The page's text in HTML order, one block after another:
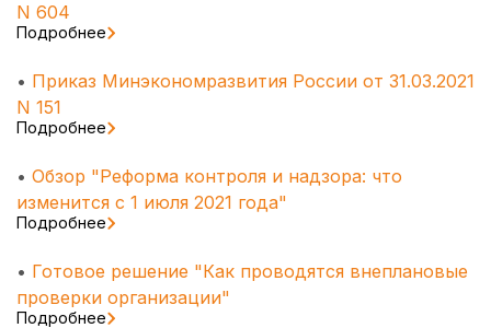
N 604
Подробнее
• Приказ Минэкономразвития России от 31.03.2021
N 151
Подробнее
• Обзор "Реформа контроля и надзора: что
изменится с 1 июля 2021 года"
Подробнее
• Готовое решение "Как проводятся внеплановые
проверки организации"
Подробнее